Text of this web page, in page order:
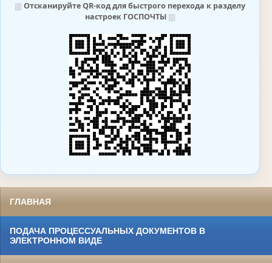
⛆ Отсканируйте QR-код для быстрого перехода к разделу
настроек ГОСПОЧТЫ⛆
ГЛАВНАЯ
ПОДАЧА ПРОЦЕССУАЛЬНЫХ ДОКУМЕНТОВ В
ЭЛЕКТРОННОМ ВИДЕ